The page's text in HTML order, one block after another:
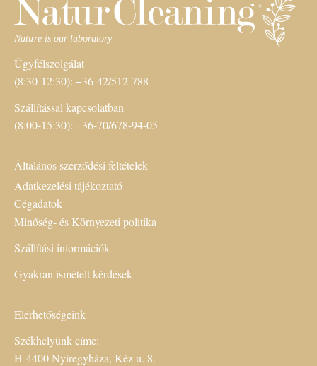
Ügyfélszolgálat
(8:30-12:30): +36-42/512-788
Szállítással kapcsolatban
(8:00-15:30): +36-70/678-94-05
Általános szerződési feltételek
Adatkezelési tájékoztató
Cégadatok
Minőség- és Környezeti politika
Szállítási információk
Gyakran ismételt kérdések
Elérhetőségeink
Székhelyünk címe:
H-4400 Nyíregyháza, Kéz u. 8.